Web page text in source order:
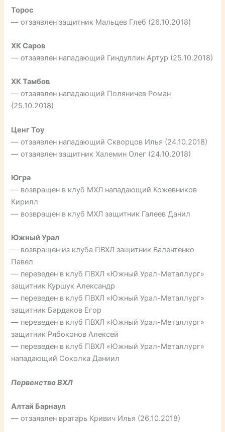
Торос
— отзаявлен защитник Мальцев Глеб (26.10.2018)
ХК Саров
— отзаявлен нападающий Гиндуллин Артур (25.10.2018)
ХК Тамбов
— отзаявлен нападающий Поляничев Роман
(25.10.2018)
Ценг Тоу
— отзаявлен нападающий Скворцов Илья (24.10.2018)
— отзаявлен защитник Халемин Олег (24.10.2018)
Югра
— возвращен в клуб МХЛ нападающий Кожевников
Кирилл
— возвращен в клуб МХЛ защитник Галеев Данил
Южный Урал
— возвращен из клуба ПВХЛ защитник Валентенко
Павел
— переведен в клуб ПВХЛ «Южный Урал-Металлург»
защитник Куршук Александр
— переведен в клуб ПВХЛ «Южный Урал-Металлург»
защитник Бардаков Егор
— переведен в клуб ПВХЛ «Южный Урал-Металлург»
защитник Рябоконов Алексей
— переведен в клуб ПВХЛ «Южный Урал-Металлург»
нападающий Соколка Даниил
Первенство ВХЛ
Алтай Барнаул
— отзаявлен вратарь Кривич Илья (26.10.2018)